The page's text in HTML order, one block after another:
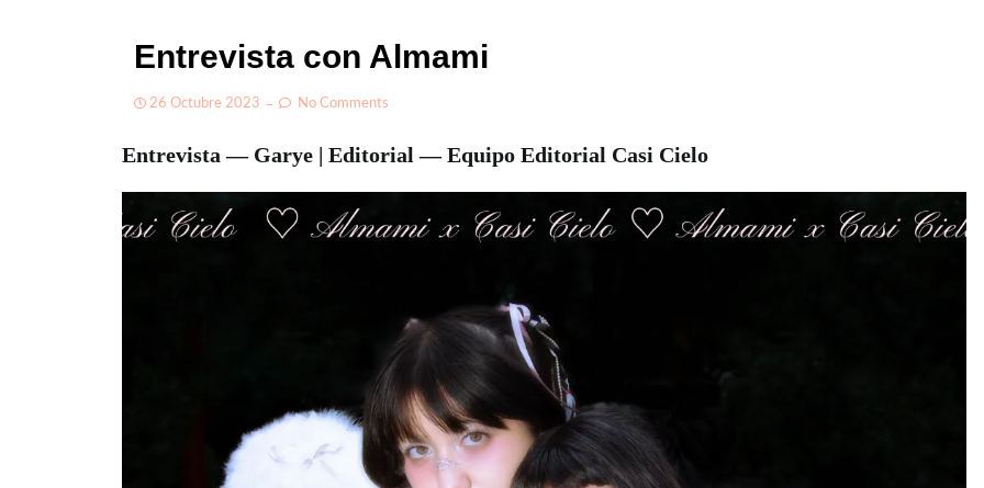
Entrevista con Almami
26 Octubre 2023 No Comments
Entrevista — Garye | Editorial — Equipo Editorial Casi Cielo